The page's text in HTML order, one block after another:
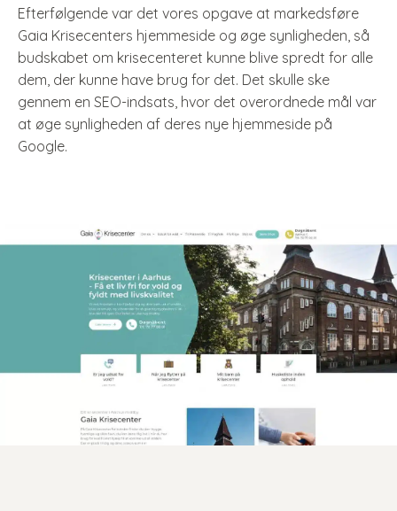
Efterfølgende var det vores opgave at markedsføre
Gaia Krisecenters hjemmeside og øge synligheden, så
budskabet om krisecenteret kunne blive spredt for alle
dem, der kunne have brug for det. Det skulle ske
gennem en SEO-indsats, hvor det overordnede mål var
at øge synligheden af deres nye hjemmeside på
Google.